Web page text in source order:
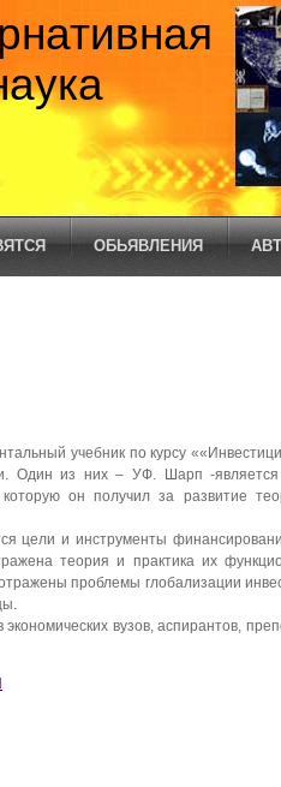
ОБЬЯВЛЕНИЯ
учебник по курсу
Один из них – УФ. Шарп -
он получил за развитие
цели и инструменты
теория и практика их
проблемы глобализации
вузов, аспирантов,